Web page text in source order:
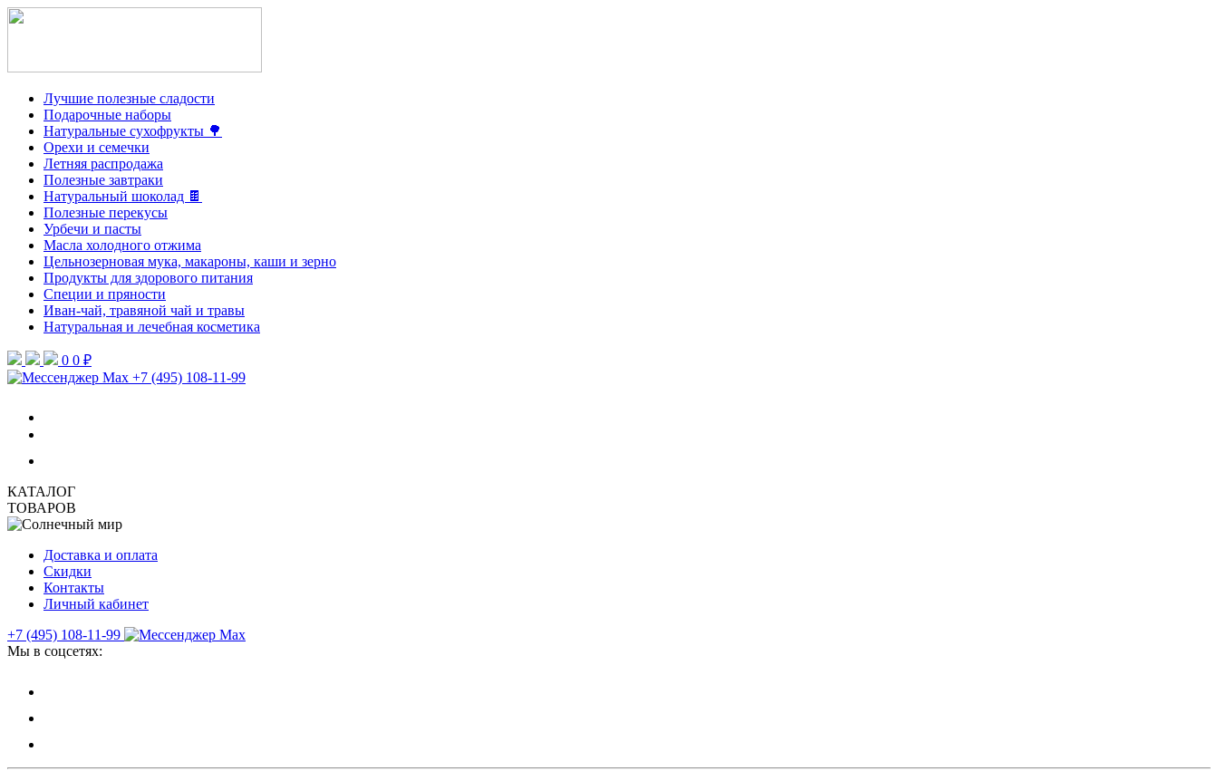
Лучшие полезные сладости
Подарочные наборы
Натуральные сухофрукты 🌳
Орехи и семечки
Летняя распродажа
Полезные завтраки
Натуральный шоколад 🍫
Полезные перекусы
Урбечи и пасты
Масла холодного отжима
Цельнозерновая мука, макароны, каши и зерно
Продукты для здорового питания
Специи и пряности
Иван-чай, травяной чай и травы
Натуральная и лечебная косметика
0 0 ₽
+7 (495) 108-11-99
КАТАЛОГ
ТОВАРОВ
Доставка и оплата
Скидки
Контакты
Личный кабинет
+7 (495) 108-11-99
Мы в соцсетях: